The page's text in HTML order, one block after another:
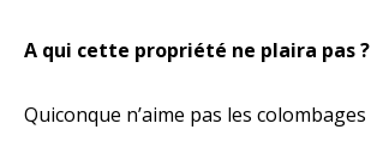
A qui cette propriété ne plaira pas ?
Quiconque n’aime pas les colombages